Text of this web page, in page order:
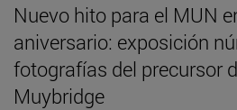
Nuevo hito para el MUN
aniversario: exposición
fotografías del precursor
Muybridge